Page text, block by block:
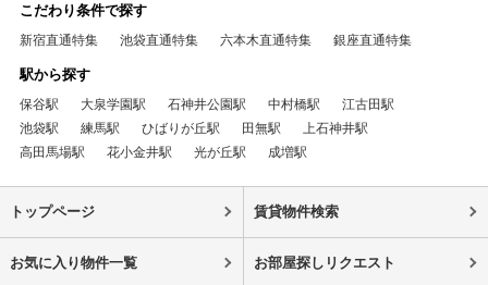
こだわり条件で探す
新宿直通特集 池袋直通特集 六本木直通特集 銀座直通特集
駅から探す
保谷駅 大泉学園駅 石神井公園駅 中村橋駅
江古田駅
池袋駅
練馬駅 ひばりが丘駅 田無駅
上石神井駅
高田馬場駅
花小金井駅 光が丘駅 成増駅
トップページ 賃貸物件検索
お気に入り物件一覧 お部屋探しリクエスト